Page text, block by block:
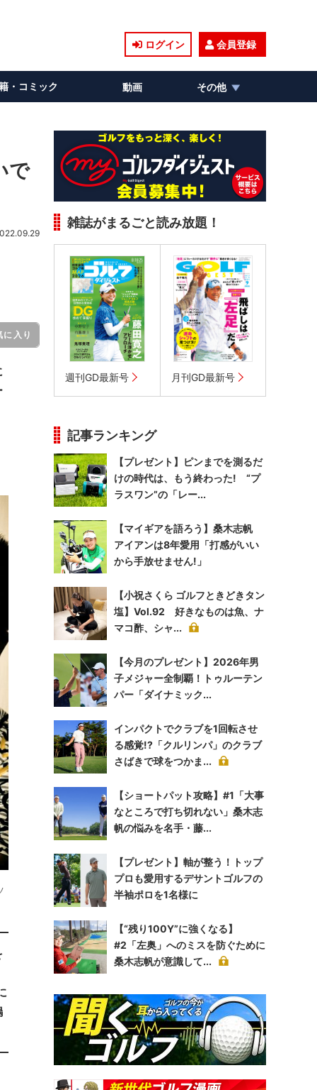
ログイン 会員登録
・コミック 動画 その他
で
に入り
雑誌がまるごと読み放題！
週刊GD最新号 月刊GD最新号
記事ランキング
【プレゼント】ピンまでを測るだ
けの時代は、もう終わった! “プ
ラスワン”の「レー...
【マイギアを語ろう】桑木志帆
アイアンは8年愛用「打感がいい
から手放せません!」
【小祝さくら ゴルフときどきタン
塩】Vol.92 好きなものは魚、ナ
マコ酢、シャ...
【今月のプレゼント】2026年男
子メジャー全制覇！トゥルーテン
パー「ダイナミック...
インパクトでクラブを1回転させ
る感覚!?「クルリンパ」のクラブ
さばきで球をつかま...
【ショートパット攻略】#1「大事
なところで打ち切れない」桑木志
帆の悩みを名手・藤...
【プレゼント】軸が整う！トップ
プロも愛用するデサントゴルフの
半袖ポロを1名様に
【“残り100Y”に強くなる】
#2「左奥」へのミスを防ぐために
桑木志帆が意識して...